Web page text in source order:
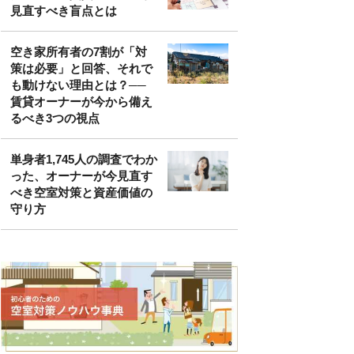
見直すべき盲点とは
空き家所有者の7割が「対
策は必要」と回答、それで
も動けない理由とは？──
賃貸オーナーが今から備え
るべき3つの視点
単身者1,745人の調査でわか
った、オーナーが今見直す
べき空室対策と資産価値の
守り方